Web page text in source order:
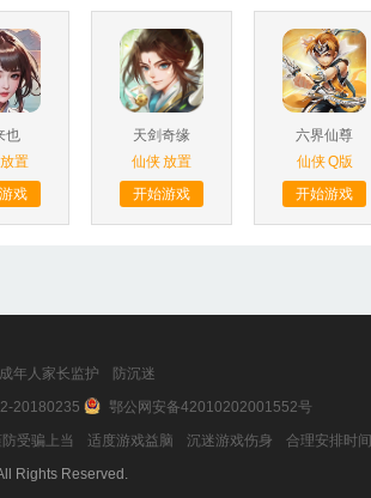
也
放置
戏
天剑奇缘
仙侠放置
开始游戏
六界仙尊
仙侠Q版
开始游戏
年人家长监护
防沉迷
20180235
鄂公网安备42010202001552号
受骗上当
适度游戏益脑 沉迷游戏伤身 合理安排时间
Rights Reserved.